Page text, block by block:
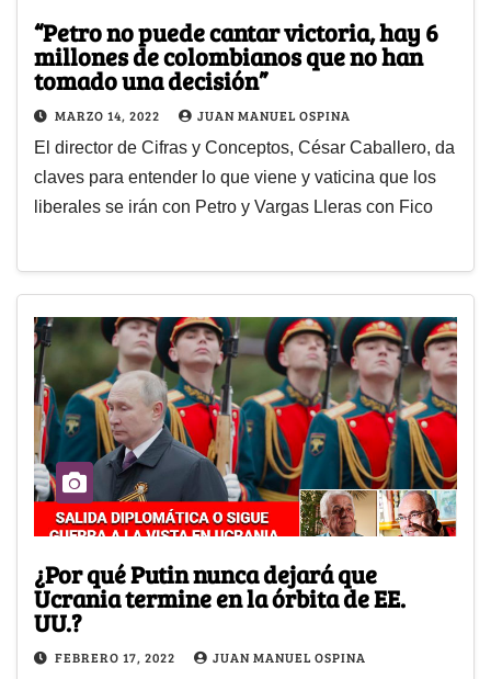
“Petro no puede cantar victoria, hay 6
millones de colombianos que no han
tomado una decisión”
MARZO 14, 2022 JUAN MANUEL OSPINA
El director de Cifras y Conceptos, César Caballero, da
claves para entender lo que viene y vaticina que los
liberales se irán con Petro y Vargas Lleras con Fico
¿Por qué Putin nunca dejará que
Ucrania termine en la órbita de EE.
UU.?
FEBRERO 17, 2022 JUAN MANUEL OSPINA